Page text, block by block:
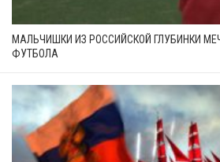
МАЛЬЧИШКИ ИЗ РОССИЙСКОЙ ГЛУБИНКИ
ФУТБОЛА